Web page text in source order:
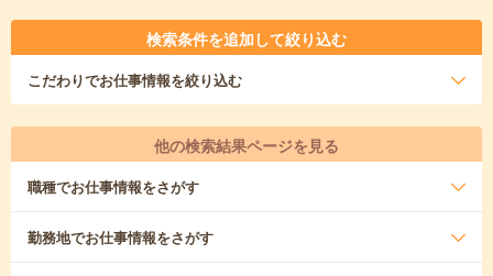
検索条件を追加して絞り込む
こだわりでお仕事情報を絞り込む
他の検索結果ページを見る
職種でお仕事情報をさがす
勤務地でお仕事情報をさがす